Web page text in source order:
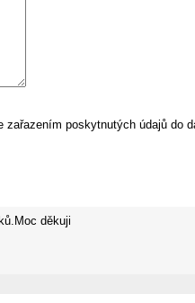
poskytnutých údajů
děkuji